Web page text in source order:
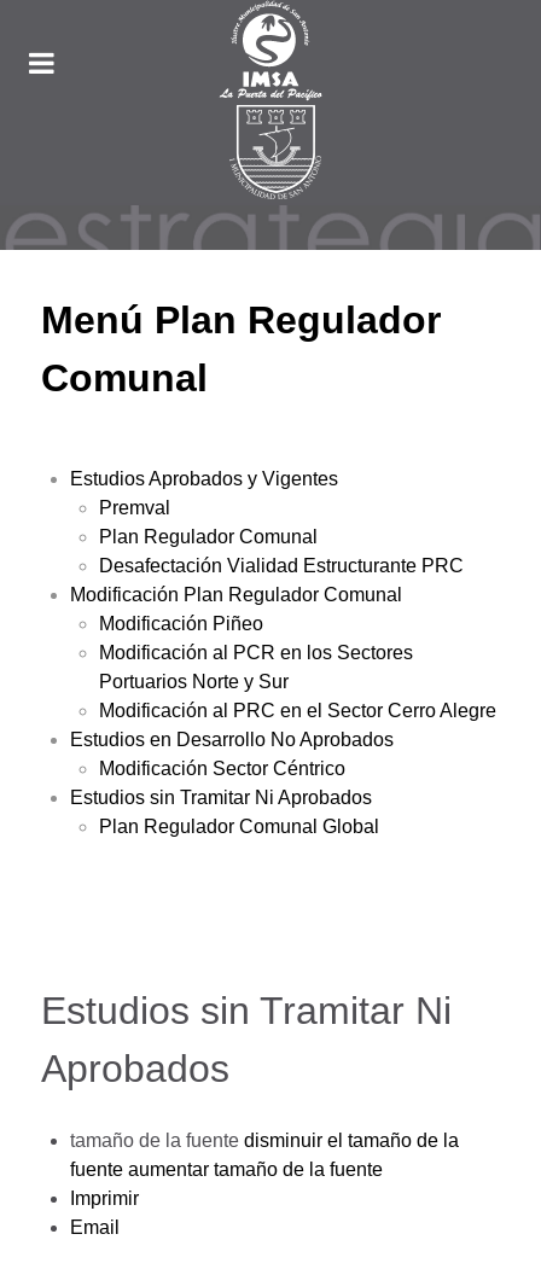
Menú Plan Regulador
Comunal
Estudios Aprobados y Vigentes
Premval
Plan Regulador Comunal
Desafectación Vialidad Estructurante PRC
Modificación Plan Regulador Comunal
Modificación Piñeo
Modificación al PCR en los Sectores
Portuarios Norte y Sur
Modificación al PRC en el Sector Cerro Alegre
Estudios en Desarrollo No Aprobados
Modificación Sector Céntrico
Estudios sin Tramitar Ni Aprobados
Plan Regulador Comunal Global
Estudios sin Tramitar Ni
Aprobados
tamaño de la fuente disminuir el tamaño de la
fuente aumentar tamaño de la fuente
Imprimir
Email